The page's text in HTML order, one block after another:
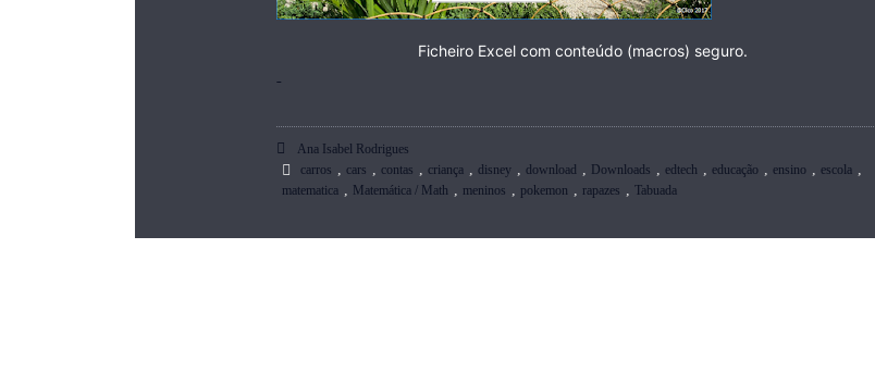
Ficheiro Excel com conteúdo (macros) seguro.
Ana Isabel Rodrigues
carros ,cars ,contas ,criança ,disney ,download , Downloads ,edtech ,educação ,ensino ,escola ,
matematica , Matemática / Math , meninos , pokemon , rapazes ,Tabuada